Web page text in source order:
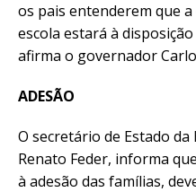
os pais entenderem que
escola estará à
afirma o governador
ADESÃO
O secretário de Estado da
Renato Feder, informa
à adesão das famílias,